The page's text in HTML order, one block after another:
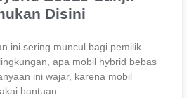
Disini
ini sering muncul bagi pemilik
apa mobil hybrid bebas
ini wajar, karena mobil
bantuan